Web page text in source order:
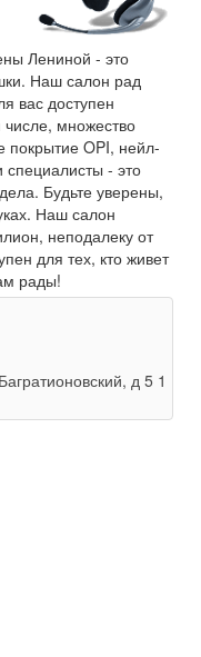
Лениной - это
Наш салон рад
вас доступен
числе, множество
покрытие OPI, нейл-
- это
Будьте уверены,
Наш салон
неподалеку от
для тех, кто живет
рады!
д 5 1